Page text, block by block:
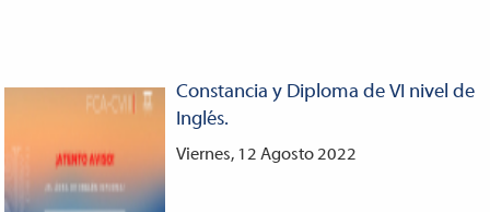
Constancia y Diploma de VI nivel de
Inglés.
Viernes, 12 Agosto 2022